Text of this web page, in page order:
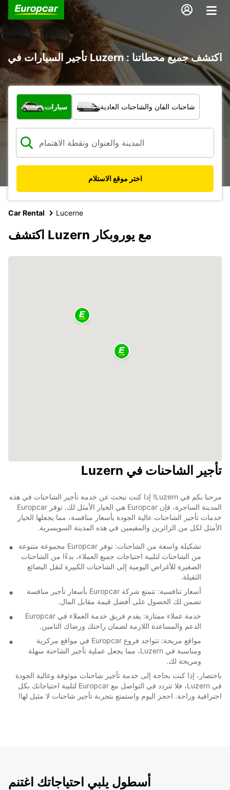
تأجير السيارات في Luzern : اكتشف جميع محطاتنا
ما نوع المركبة؟
سيارات شاحنات الفان والشاحنات العادية
اختر موقع الاستلام
Car Rental Lucerne
اكتشف Luzern مع يوروبكار
تأجير الشاحنات في Luzern
مرحبا بكم في Luzern! إذا كنت تبحث عن خدمة تأجير الشاحنات في هذه
المدينة الساحرة، فإن Europcar هي الخيار الأمثل لك. توفر Europcar
خدمات تأجير الشاحنات عالية الجودة بأسعار منافسة، مما يجعلها الخيار
الأمثل لكل من الزائرين والمقيمين في هذه المدينة السويسرية.
تشكيلة واسعة من الشاحنات: توفر Europcar مجموعة متنوعة
من الشاحنات لتلبية احتياجات جميع العملاء، بدءًا من الشاحنات
الصغيرة للأغراض اليومية إلى الشاحنات الكبيرة لنقل البضائع
الثقيلة.
أسعار تنافسية: تتمتع شركة Europcar بأسعار تأجير منافسة
تضمن لك الحصول على أفضل قيمة مقابل المال.
خدمة عملاء ممتازة: يقدم فريق خدمة العملاء في Europcar
الدعم والمساعدة اللازمة لضمان راحتك ورضاك التامين.
مواقع مريحة: تتواجد فروع Europcar في مواقع مركزية
ومناسبة في Luzern، مما يجعل عملية تأجير الشاحنة سهلة
ومريحة لك.
باختصار، إذا كنت بحاجة إلى خدمة تأجير شاحنات موثوقة وعالية الجودة
في Luzern، فلا تتردد في التواصل مع Europcar لتلبية احتياجاتك بكل
احترافية وراحة. احجز اليوم واستمتع بتجربة تأجير شاحنات لا مثيل لها!
أسطول يلبي احتياجاتك اغتنم